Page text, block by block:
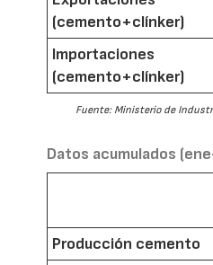
(cemento+clínker)
Importaciones
(cemento+clínker)
Fuente: Ministerio de
Datos acumulados
Producción cemento